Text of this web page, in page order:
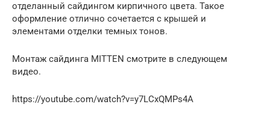
отделанный сайдингом кирпичного цвета. Такое
оформление отлично сочетается с крышей и
элементами отделки темных тонов.
Монтаж сайдинга MITTEN смотрите в следующем
видео.
https://youtube.com/watch?v=y7LCxQMPs4A